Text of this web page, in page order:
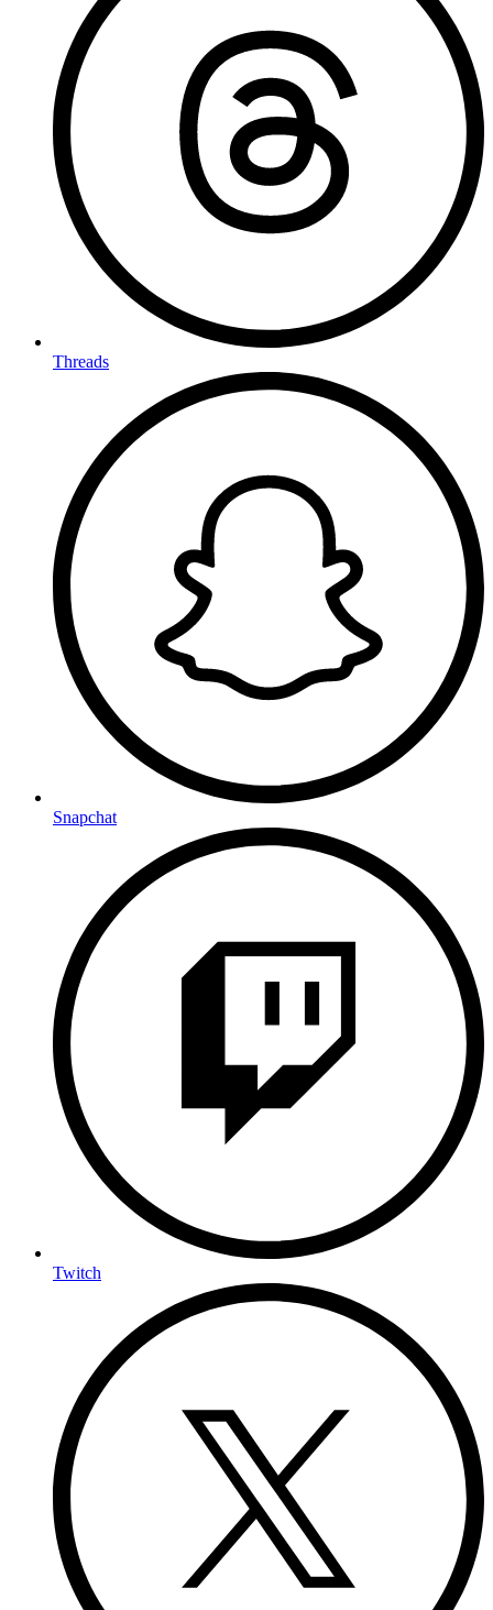
Threads
Snapchat
Twitch